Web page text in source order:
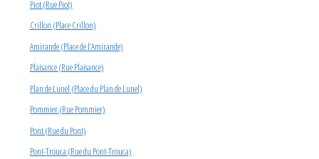
Piot (Rue Piot)
Crillon (Place Crillon)
Amirande (Place de l’Amirande)
Plaisance (Rue Plaisance)
Plan de Lunel (Place du Plan de Lunel)
Pommier (Rue Pommier)
Pont (Rue du Pont)
Pont-Trouca (Rue du Pont-Trouca)